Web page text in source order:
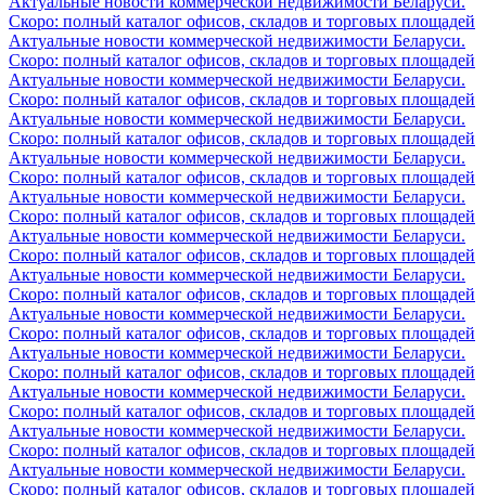
Скоро: полный каталог офисов, складов и торговых площадей
Актуальные новости коммерческой недвижимости Беларуси.
Скоро: полный каталог офисов, складов и торговых площадей
Актуальные новости коммерческой недвижимости Беларуси.
Скоро: полный каталог офисов, складов и торговых площадей
Актуальные новости коммерческой недвижимости Беларуси.
Скоро: полный каталог офисов, складов и торговых площадей
Актуальные новости коммерческой недвижимости Беларуси.
Скоро: полный каталог офисов, складов и торговых площадей
Актуальные новости коммерческой недвижимости Беларуси.
Скоро: полный каталог офисов, складов и торговых площадей
Актуальные новости коммерческой недвижимости Беларуси.
Скоро: полный каталог офисов, складов и торговых площадей
Актуальные новости коммерческой недвижимости Беларуси.
Скоро: полный каталог офисов, складов и торговых площадей
Актуальные новости коммерческой недвижимости Беларуси.
Скоро: полный каталог офисов, складов и торговых площадей
Актуальные новости коммерческой недвижимости Беларуси.
Скоро: полный каталог офисов, складов и торговых площадей
Актуальные новости коммерческой недвижимости Беларуси.
Скоро: полный каталог офисов, складов и торговых площадей
Актуальные новости коммерческой недвижимости Беларуси.
Скоро: полный каталог офисов, складов и торговых площадей
Актуальные новости коммерческой недвижимости Беларуси.
Скоро: полный каталог офисов, складов и торговых площадей